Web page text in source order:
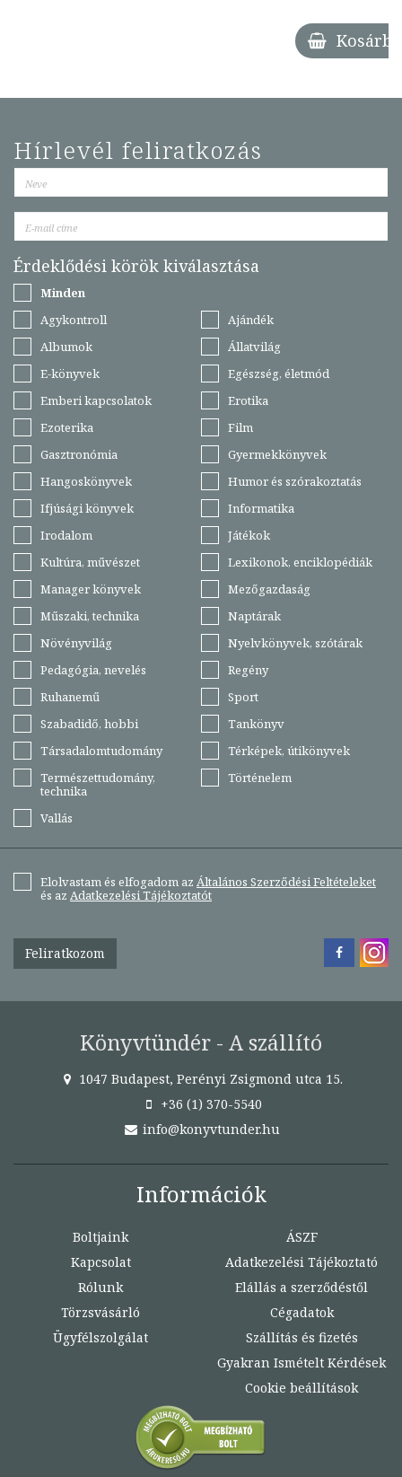
Kosárba
Hírlevél feliratkozás
Érdeklődési körök kiválasztása
Minden
Agykontroll
Ajándék
Albumok
Állatvilág
E-könyvek
Egészség, életmód
Emberi kapcsolatok
Erotika
Ezoterika
Film
Gasztronómia
Gyermekkönyvek
Hangoskönyvek
Humor és szórakoztatás
Ifjúsági könyvek
Informatika
Irodalom
Játékok
Kultúra, művészet
Lexikonok, enciklopédiák
Manager könyvek
Mezőgazdaság
Műszaki, technika
Naptárak
Növényvilág
Nyelvkönyvek, szótárak
Pedagógia, nevelés
Regény
Ruhanemű
Sport
Szabadidő, hobbi
Tankönyv
Társadalomtudomány
Térképek, útikönyvek
Természettudomány,
technika
Történelem
Vallás
Elolvastam és elfogadom az Általános Szerződési Feltételeket
és az Adatkezelési Tájékoztatót
Feliratkozom
Könyvtündér - A szállító
1047 Budapest, Perényi Zsigmond utca 15.
+36 (1) 370-5540
info@konyvtunder.hu
Információk
Boltjaink
Kapcsolat
Rólunk
Törzsvásárló
Ügyfélszolgálat
ÁSZF
Adatkezelési Tájékoztató
Elállás a szerződéstől
Cégadatok
Szállítás és fizetés
Gyakran Ismételt Kérdések
Cookie beállítások